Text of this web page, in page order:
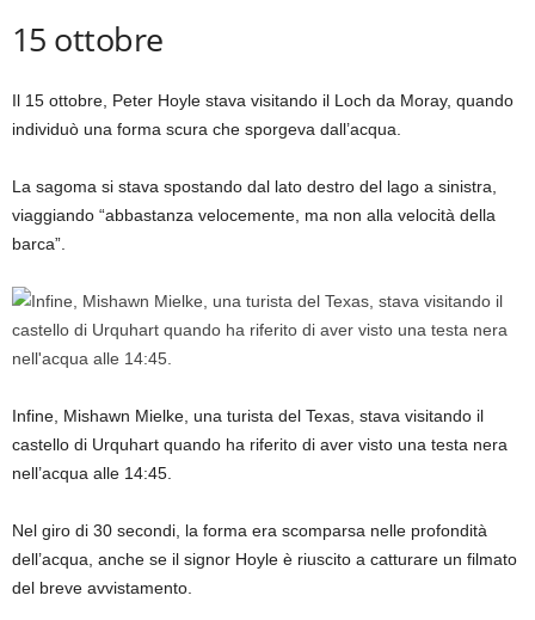
15 ottobre
Il 15 ottobre, Peter Hoyle stava visitando il Loch da Moray, quando
individuò una forma scura che sporgeva dall’acqua.
La sagoma si stava spostando dal lato destro del lago a sinistra,
viaggiando “abbastanza velocemente, ma non alla velocità della
barca”.
Infine, Mishawn Mielke, una turista del Texas, stava visitando il
castello di Urquhart quando ha riferito di aver visto una testa nera
nell’acqua alle 14:45.
Nel giro di 30 secondi, la forma era scomparsa nelle profondità
dell’acqua, anche se il signor Hoyle è riuscito a catturare un filmato
del breve avvistamento.